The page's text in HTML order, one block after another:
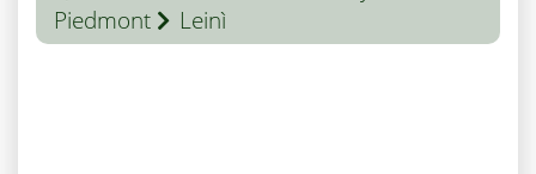
Piedmont
Leinì